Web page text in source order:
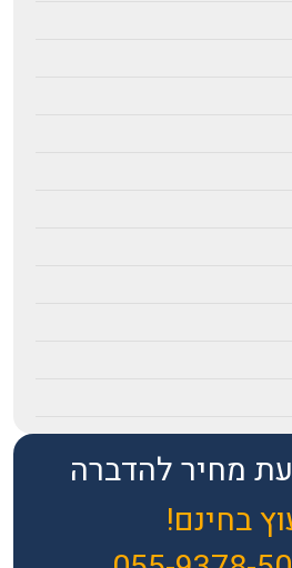
מחיר להדברה
בחינם!